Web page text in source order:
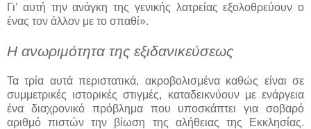
Γι’ αυτή την ανάγκη της γενικής λατρείας εξολοθρεύουν ο
ένας τον άλλον με το σπαθί».
Η ανωριμότητα της εξιδανικεύσεως
Τα τρία αυτά περιστατικά, ακροβολισμένα καθώς είναι σε
συμμετρικές ιστορικές στιγμές, καταδεικνύουν με ενάργεια
ένα διαχρονικό πρόβλημα που υποσκάπτει για σοβαρό
αριθμό πιστών την βίωση της αλήθειας της Εκκλησίας.